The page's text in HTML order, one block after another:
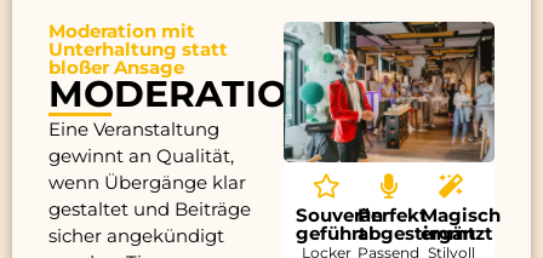
Moderation mit
Unterhaltung statt
bloßer Ansage
MODERATION
Eine Veranstaltung
gewinnt an Qualität,
wenn Übergänge klar
gestaltet und Beiträge
sicher angekündigt
Souverän
geführt
Locker
Perfekt
abgestimmt
Passend
Magisch
ergänzt
Stilvoll